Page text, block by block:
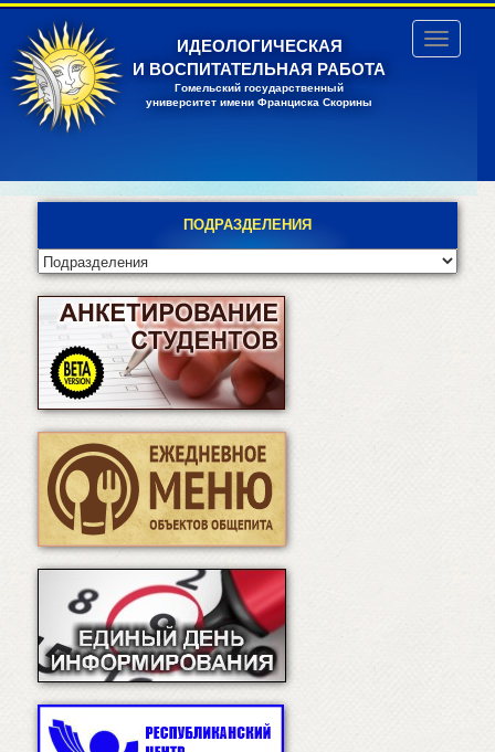
Перейти
основному
содержанию
ИДЕОЛОГИЧЕСКАЯ
И ВОСПИТАТЕЛЬНАЯ РАБОТА
Гомельский государственный
университет имени Франциска Скорины
Toggle
ПОДРАЗДЕЛЕНИЯ